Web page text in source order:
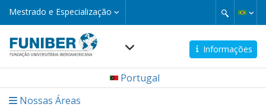
Pular
conteúdo
principal
Mestrado e Especialização
Mestrado
e
Informações
Navegación
micro
Portugal
Nossas Áreas